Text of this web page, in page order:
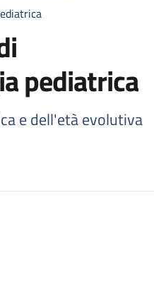
pediatrica
e dell'età evolutiva